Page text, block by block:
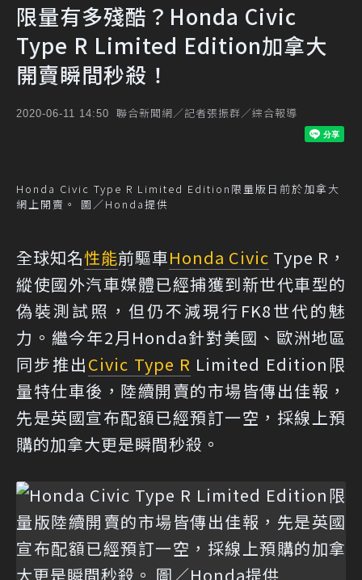
限量有多殘酷？Honda Civic
Type R Limited Edition加拿大
開賣瞬間秒殺！
2020-06-11 14:50 聯合新聞網／記者張振群／綜合報導
Honda Civic Type R Limited Edition限量版日前於加拿大
網上開賣。 圖／Honda提供
全球知名性能前驅車Honda Civic Type R，
縱使國外汽車媒體已經捕獲到新世代車型的
偽裝測試照，但仍不減現行FK8世代的魅
力。繼今年2月Honda針對美國、歐洲地區
同步推出Civic Type R Limited Edition限
量特仕車後，陸續開賣的市場皆傳出佳報，
先是英國宣布配額已經預訂一空，採線上預
購的加拿大更是瞬間秒殺。